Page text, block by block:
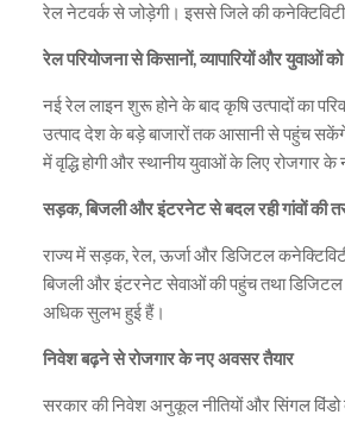
रेल नेटवर्क से जोड़ेगी। इससे जिले की कनेक्टिविटी
रेल परियोजना से किसानों, व्यापारियों और युवाओं
नई रेल लाइन शुरू होने के बाद कृषि उत्पादों का
उत्पाद देश के बड़े बाजारों तक आसानी से पहुंच सकेंगे।
में वृद्धि होगी और स्थानीय युवाओं के लिए रोजगार
सड़क, बिजली और इंटरनेट से बदल रही गांवों की
राज्य में सड़क, रेल, ऊर्जा और डिजिटल कनेक्टिविटी
बिजली और इंटरनेट सेवाओं की पहुंच तथा डिजिटल
अधिक सुलभ हुई हैं।
निवेश बढ़ने से रोजगार के नए अवसर तैयार
सरकार की निवेश अनुकूल नीतियों और सिंगल विंडो